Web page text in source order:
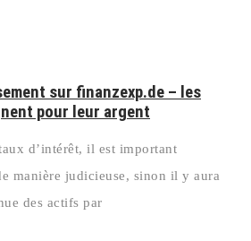
sur finanzexp.de – les
pour leur argent
d’intérêt, il est important
manière judicieuse, sinon il y aura
des actifs par